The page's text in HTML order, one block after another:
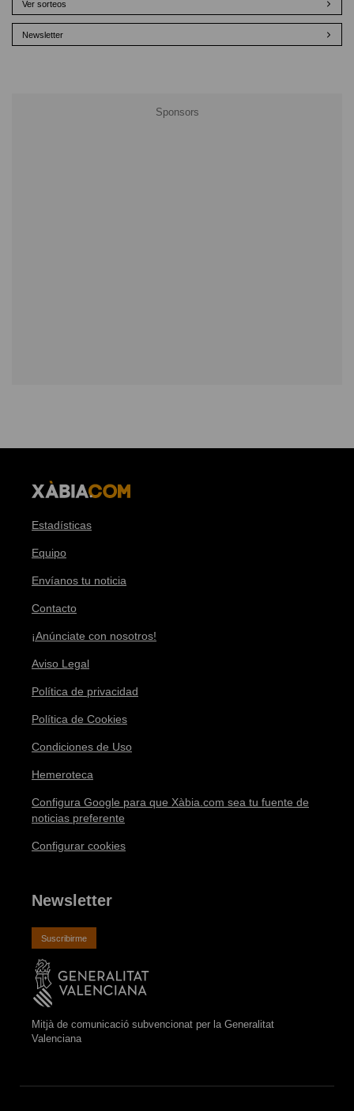
Ver sorteos
Newsletter
Estadísticas
Equipo
Envíanos tu noticia
Contacto
¡Anúnciate con nosotros!
Aviso Legal
Política de privacidad
Política de Cookies
Condiciones de Uso
Hemeroteca
Configura Google para que Xàbia.com sea tu fuente de
noticias preferente
Configurar cookies
Newsletter
Suscribirme
Mitjà de comunicació subvencionat per la Generalitat
Valenciana